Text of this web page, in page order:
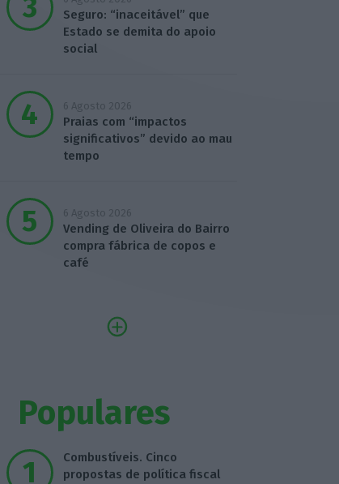
Seguro: “inaceitável” que
Estado se demita do apoio
social
6 Agosto 2026
Praias com “impactos
significativos” devido ao mau
tempo
6 Agosto 2026
Vending de Oliveira do Bairro
compra fábrica de copos e
café
Populares
Combustíveis. Cinco
propostas de política fiscal